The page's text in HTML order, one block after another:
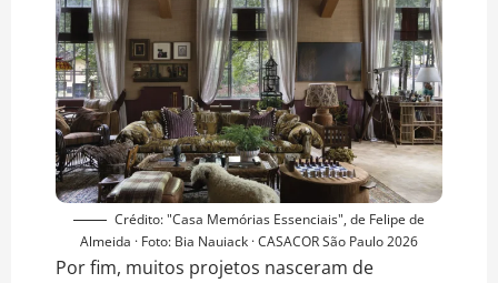
Crédito: "Casa Memórias Essenciais", de Felipe de
Almeida · Foto: Bia Nauiack · CASACOR São Paulo 2026
Por fim, muitos projetos nasceram de